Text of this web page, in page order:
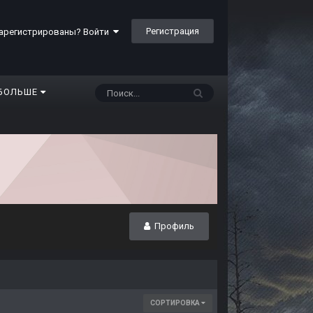
Войти Регистрация
Профиль
СОРТИРОВКА